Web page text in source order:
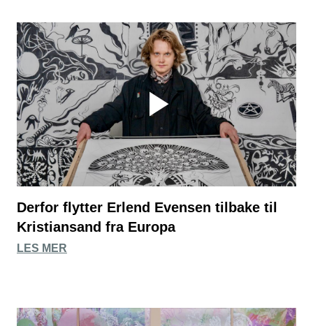
Derfor flytter Erlend Evensen tilbake til
Kristiansand fra Europa
LES MER